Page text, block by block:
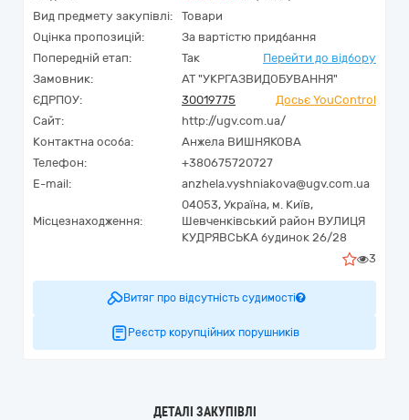
Вид предмету закупівлі:
Товари
Оцінка пропозицій:
За вартістю придбання
Попередній етап:
Так
Перейти до відбору
Замовник:
АТ "УКРГАЗВИДОБУВАННЯ"
ЄДРПОУ:
30019775
Досьє YouControl
Сайт:
http://ugv.com.ua/
Контактна особа:
Анжела ВИШНЯКОВА
Телефон:
+380675720727
E-mail:
anzhela.vyshniakova@ugv.com.ua
Місцезнаходження:
04053, Україна, м. Київ,
Шевченківський район ВУЛИЦЯ
КУДРЯВСЬКА будинок 26/28
3
Витяг про відсутність судимості
Реєстр корупційних порушників
ДЕТАЛІ ЗАКУПІВЛІ